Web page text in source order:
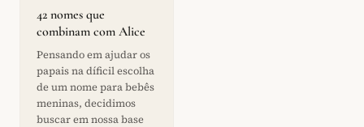
42 nomes que
combinam com Alice
Pensando em ajudar os
papais na díficil escolha
de um nome para bebês
meninas, decidimos
buscar em nossa base